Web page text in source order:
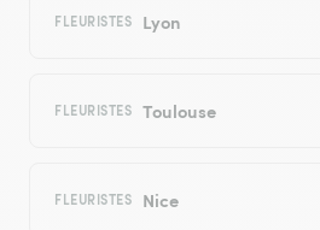
FLEURISTES Lyon
FLEURISTES Toulouse
FLEURISTES Nice